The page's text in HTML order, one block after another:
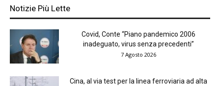
Notizie Più Lette
Covid, Conte “Piano pandemico 2006
inadeguato, virus senza precedenti”
7 Agosto 2026
Cina, al via test per la linea ferroviaria ad alta